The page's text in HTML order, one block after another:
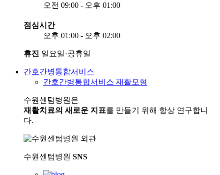
오전 09:00 - 오후 01:00
점심시간
오후 01:00 - 오후 02:00
휴진 일요일·공휴일
간호간병통합서비스
간호간병통합서비스 재활모형
수원센텀병원은
재활치료의 새로운 지표를 만들기 위해 항상 연구합니
다.
수원센텀병원 SNS